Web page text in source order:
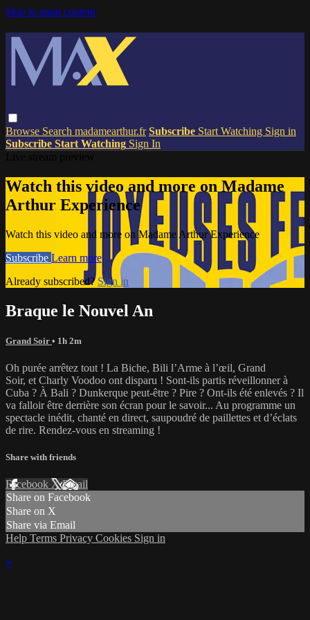
Skip to main content
Browse Search madamearthur.fr Subscribe Start Watching Sign in
Subscribe Start Watching Sign In
Watch this video and more on Madame
Arthur Experience
Watch this video and more on Madame Arthur Experience
Subscribe Learn more
Already subscribed?Sign in
Braque le Nouvel An
Grand Soir • 1h 2m
Oh purée arrêtez tout ! La Biche, Bili l’Arme à l’œil, Grand
Soir, et Charly Voodoo ont disparu ! Sont-ils partis réveillonner à
Cuba ? À Bali ? Dunkerque peut-être ? Pire ? Ont-ils été enlevés ? Il
va falloir être derrière son écran pour le savoir... Au programme un
spectacle inédit, chanté en direct, saupoudré de paillettes et d’éclats
de rire. Rendez-vous en streaming !
Share with friends
Facebook XEmail
Share on Facebook
Share on X
Share via Email
Help Terms Privacy Cookies Sign in
×